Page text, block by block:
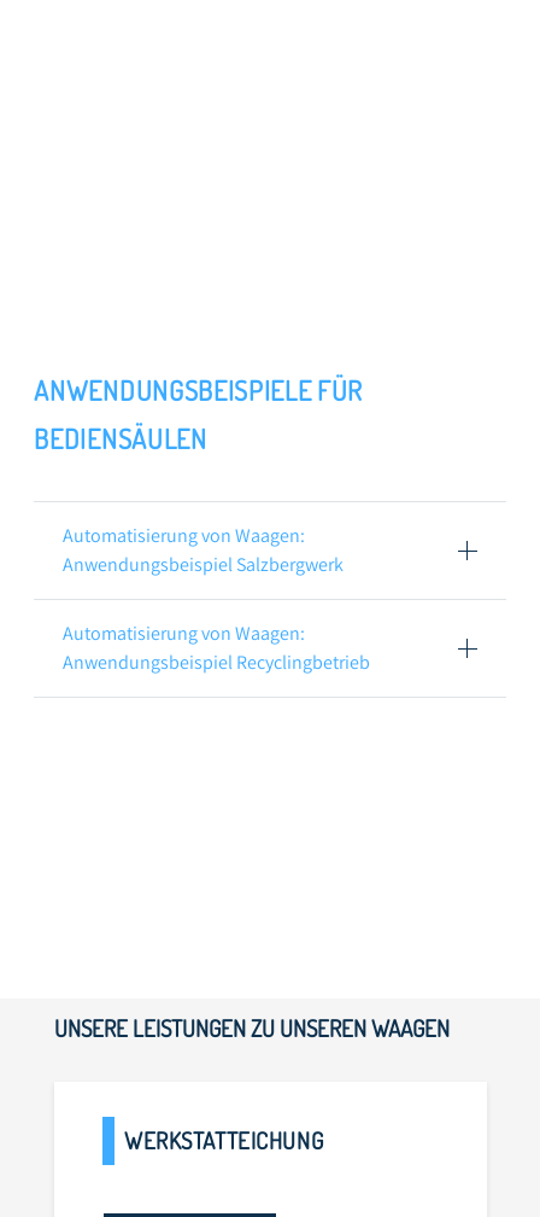
ANWENDUNGSBEISPIELE FÜR
BEDIENSÄULEN
Automatisierung von Waagen:
Anwendungsbeispiel Salzbergwerk
Automatisierung von Waagen:
Anwendungsbeispiel Recyclingbetrieb
UNSERE LEISTUNGEN ZU UNSEREN WAAGEN